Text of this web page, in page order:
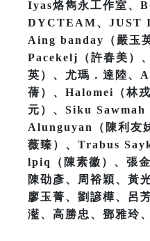
Iyas烙雋永工作室、
DYCTEAM、JUST
Aing banday（嚴玉
Pacekelj（許春美）
英）、尤瑪．達陸、
蒨）、Halomei（林
元）、Siku
Alunguyan（陳利友
薇臻）、Trabus
lpiq（陳素徽）、張
陳劭彥、周裕穎、黃
廖玉菁、劉諺樺、呂
灆、高勝忠、鄧雅玲